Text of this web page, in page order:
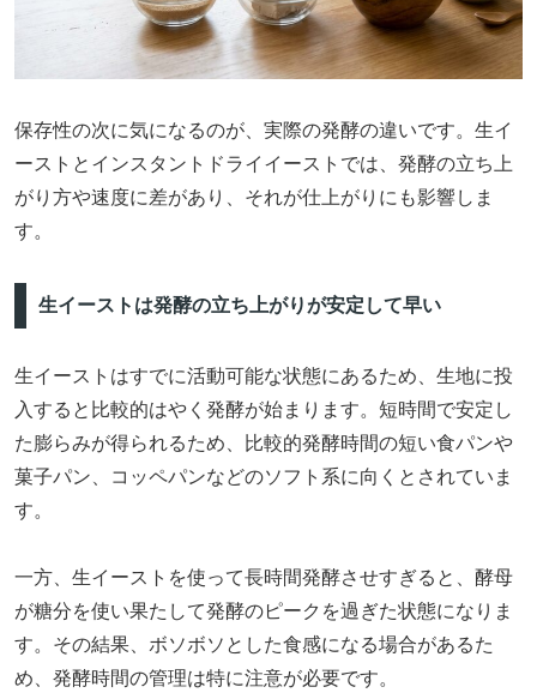
保存性の次に気になるのが、実際の発酵の違いです。生イ
ーストとインスタントドライイーストでは、発酵の立ち上
がり方や速度に差があり、それが仕上がりにも影響しま
す。
生イーストは発酵の立ち上がりが安定して早い
生イーストはすでに活動可能な状態にあるため、生地に投
入すると比較的はやく発酵が始まります。短時間で安定し
た膨らみが得られるため、比較的発酵時間の短い食パンや
菓子パン、コッペパンなどのソフト系に向くとされていま
す。
一方、生イーストを使って長時間発酵させすぎると、酵母
が糖分を使い果たして発酵のピークを過ぎた状態になりま
す。その結果、ボソボソとした食感になる場合があるた
め、発酵時間の管理は特に注意が必要です。